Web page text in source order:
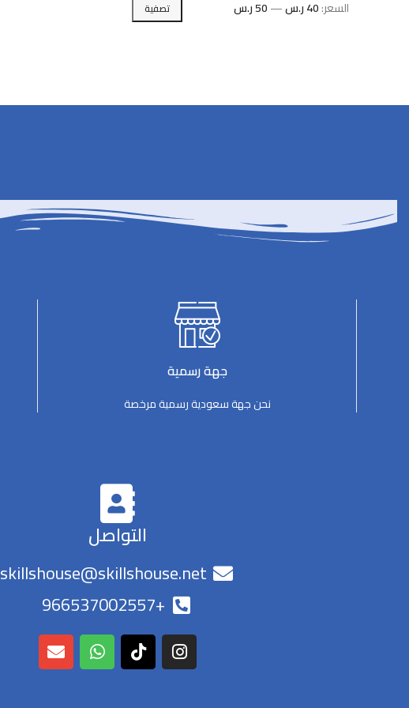
تصفية السعر:40 ر.س —50 ر.س
جهة رسمية
نحن جهة سعودية رسمية مرخصة
التواصل
skillshouse@skillshouse.net
+966537002557